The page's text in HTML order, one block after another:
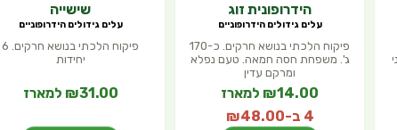
הידרופונית זוג
עלים גידולים הידרופוניים
פיקוח הלכתי בנושא חרקים. כ-170
ג'. משפחת חסה חמאה. טעם נפלא
ומרקם עדין
₪14.00 למארז
4 ב-₪48.00
שישייה
עלים גידולים הידרופוניים
פיקוח הלכתי בנושא חרקים. 6
יחידות
₪31.00 למארז